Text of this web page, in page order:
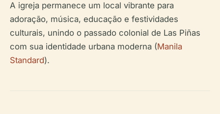
A igreja permanece um local vibrante para
adoração, música, educação e festividades
culturais, unindo o passado colonial de Las Piñas
com sua identidade urbana moderna (Manila
Standard).